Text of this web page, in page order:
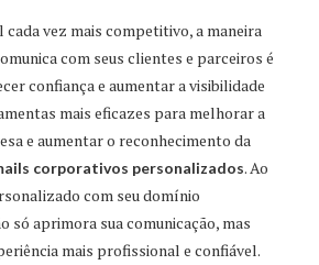
vez mais competitivo, a maneira
com seus clientes e parceiros é
confiança e aumentar a visibilidade
mais eficazes para melhorar a
e aumentar o reconhecimento da
corporativos personalizados. Ao
com seu domínio
só aprimora sua comunicação, mas
mais profissional e confiável.